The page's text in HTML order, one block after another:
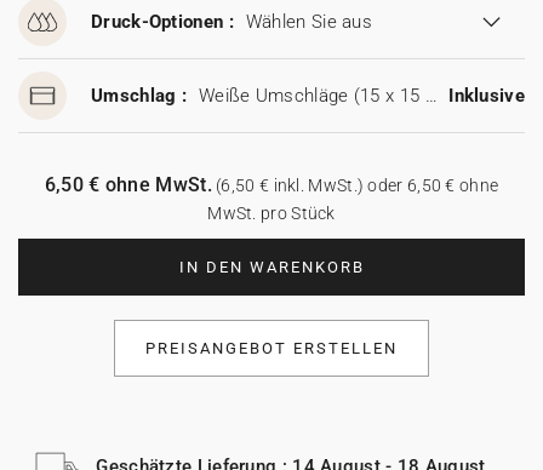
Druck-Optionen : Wählen Sie aus
Umschlag : Weiße Umschläge (15 x 15 cm) Inklusive
IN DEN WARENKORB
6,50 € ohne MwSt.(6,50 € inkl. MwSt.) oder 6,50 € ohne
MwSt. pro Stück
PREISANGEBOT ERSTELLEN